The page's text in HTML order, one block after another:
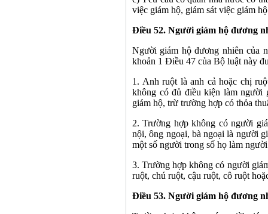
việc giám hộ, giám sát việc giám
Điều 52. Người giám hộ đương
Người giám hộ đương nhiên của
khoản 1 Điều 47 của Bộ luật này
1. Anh ruột là anh cả hoặc chị
không có đủ điều kiện làm người
giám hộ, trừ trường hợp có thỏa
2. Trường hợp không có người
nội, ông ngoại, bà ngoại là người
một số người trong số họ làm
3. Trường hợp không có người
ruột, chú ruột, cậu ruột, cô ruột
Điều 53. Người giám hộ đương